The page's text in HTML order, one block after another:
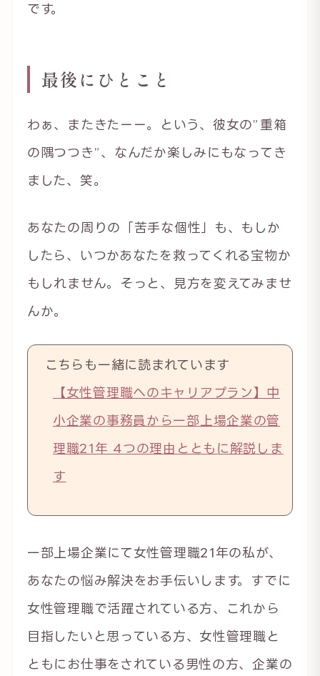
です。
最後にひとこと
わぁ、またきたーー。という、彼女の”重箱
の隅つつき”、なんだか楽しみにもなってき
ました、笑。
あなたの周りの「苦手な個性」も、もしか
したら、いつかあなたを救ってくれる宝物か
もしれません。そっと、見方を変えてみませ
んか。
こちらも一緒に読まれています
【女性管理職へのキャリアプラン】中
小企業の事務員から一部上場企業の管
理職21年 4つの理由とともに解説しま
す
一部上場企業にて女性管理職21年の私が、
あなたの悩み解決をお手伝いします。すでに
女性管理職で活躍されている方、これから
目指したいと思っている方、女性管理職と
ともにお仕事をされている男性の方、企業の